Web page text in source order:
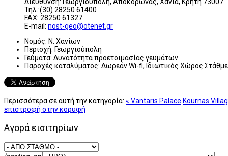
Τηλ.:(30) 28250 61400
FAX: 28250 61327
E-mail: nost-geo@otenet.gr
Νομός: Ν. Χανίων
Περιοχή: Γεωργιούπολη
Γεύματα: Δυνατότητα προετοιμασίας γευμάτων
Παροχές καταλύματος: Δωρεάν Wi-fi, Ιδιωτικός Χώρος
Περισσότερα σε αυτή την κατηγορία: « Vantaris Palace Kournas
επιστροφή στην κορυφή
Αγορά εισιτηρίων